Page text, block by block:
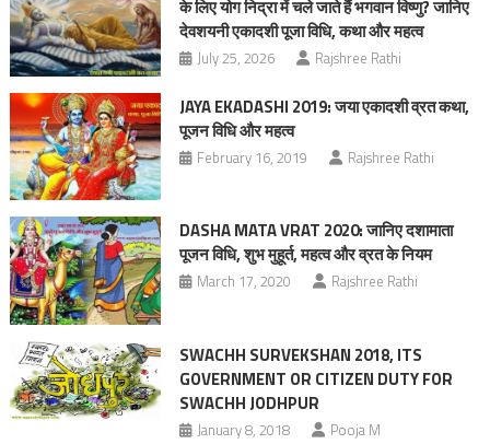
के लिए योग निद्रा में चले जाते हैं भगवान विष्णु? जानिए
देवशयनी एकादशी पूजा विधि, कथा और महत्व
July 25, 2026 Rajshree Rathi
JAYA EKADASHI 2019: जया एकादशी व्रत कथा,
पूजन विधि और महत्व
February 16, 2019 Rajshree Rathi
DASHA MATA VRAT 2020: जानिए दशामाता
पूजन विधि, शुभ मुहूर्त, महत्व और व्रत के नियम
March 17, 2020 Rajshree Rathi
SWACHH SURVEKSHAN 2018, ITS
GOVERNMENT OR CITIZEN DUTY FOR
SWACHH JODHPUR
January 8, 2018 Pooja M